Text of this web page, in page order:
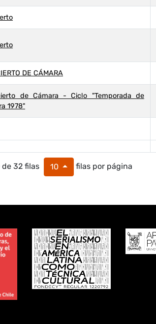
DE CÁMARA
de Cámara - Ciclo "Temporada de
1978"
de 32 filas 10 filas por página